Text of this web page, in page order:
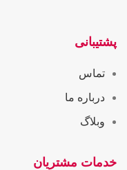
پشتیبانی
تماس
درباره ما
وبلاگ
خدمات مشتریان